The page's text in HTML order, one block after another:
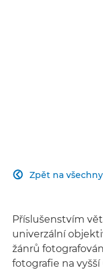
Zpět na

Příslušenstvím
univerzální
žánrů
fotografie na